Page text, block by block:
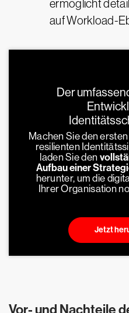
ermöglicht
auf Workload-
Der
Machen Sie den
resilienten
laden Sie den
Aufbau einer
herunter, um die
Ihrer Organisation
Jetzt
Vor- und Nachteile